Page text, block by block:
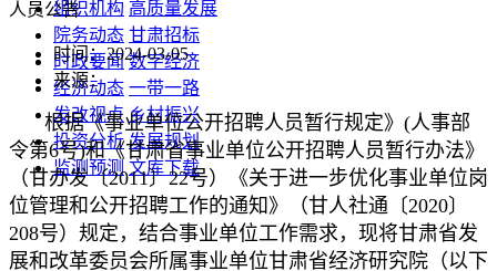
组织机构 高质量发展
院务动态 甘肃招标
时政要闻 数字经济
经济动态 一带一路
发改视点 乡村振兴
投资分析 发展规划
监测预测 文库下载
人员公告
时间：2024-03-05
来源：
根据《事业单位公开招聘人员暂行规定》(人事部
令第6号)和《甘肃省事业单位公开招聘人员暂行办法》
（甘办发〔2011〕22号）《关于进一步优化事业单位岗
位管理和公开招聘工作的通知》（甘人社通〔2020〕
208号）规定，结合事业单位工作需求，现将甘肃省发
展和改革委员会所属事业单位甘肃省经济研究院（以下